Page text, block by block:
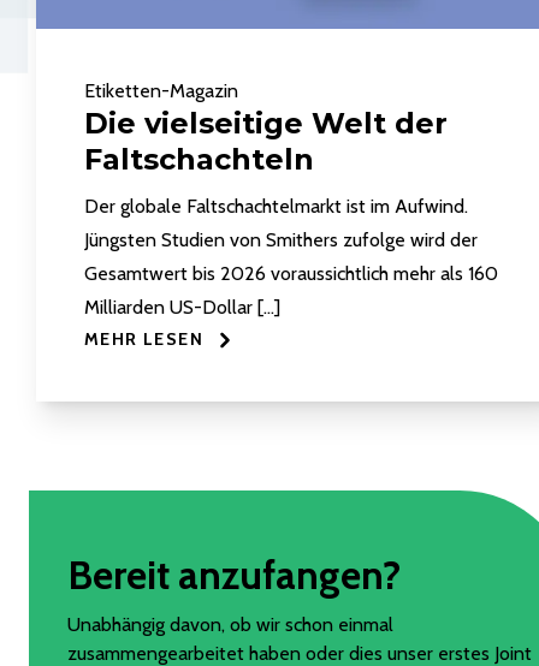
Etiketten-Magazin
Die vielseitige Welt der
Faltschachteln
Der globale Faltschachtelmarkt ist im Aufwind.
Jüngsten Studien von Smithers zufolge wird der
Gesamtwert bis 2026 voraussichtlich mehr als 160
Milliarden US-Dollar […]
MEHR LESEN
Bereit anzufangen?
Unabhängig davon, ob wir schon einmal
zusammengearbeitet haben oder dies unser erstes Joint